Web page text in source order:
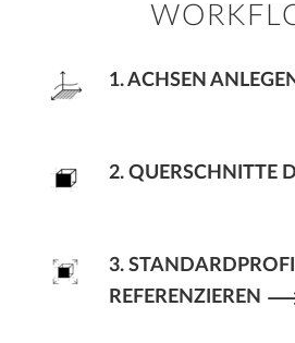
1. ACHSEN
2. QUERSCHNITTE
3.
REFERENZIEREN